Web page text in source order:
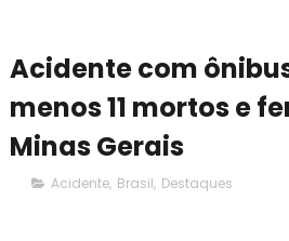
Acidente com
menos 11 mortos e
Minas Gerais
Acidente, Brasil, Destaques